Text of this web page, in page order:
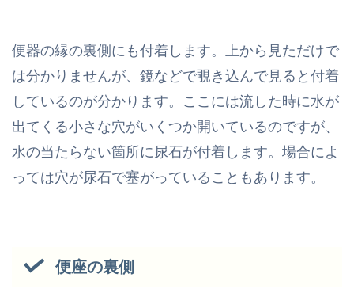
便器の縁の裏側にも付着します。上から見ただけで
は分かりませんが、鏡などで覗き込んで見ると付着
しているのが分かります。ここには流した時に水が
出てくる小さな穴がいくつか開いているのですが、
水の当たらない箇所に尿石が付着します。場合によ
っては穴が尿石で塞がっていることもあります。
便座の裏側